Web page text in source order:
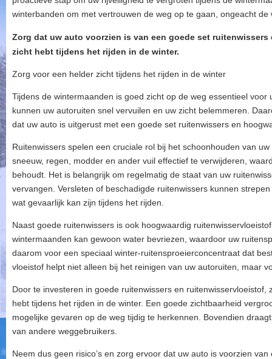
winterbanden om met vertrouwen de weg op te gaan, ongeacht de
Zorg dat uw auto voorzien is van een goede set
zicht hebt tijdens het rijden in de winter.
Zorg voor een helder zicht tijdens het rijden in de winter
Tijdens de wintermaanden is goed zicht op de weg essentieel
kunnen uw autoruiten snel vervuilen en uw zicht belemmeren.
dat uw auto is uitgerust met een goede set ruitenwissers en
Ruitenwissers spelen een cruciale rol bij het schoonhouden van
sneeuw, regen, modder en ander vuil effectief te verwijderen,
behoudt. Het is belangrijk om regelmatig de staat van uw
vervangen. Versleten of beschadigde ruitenwissers kunnen
wat gevaarlijk kan zijn tijdens het rijden.
Naast goede ruitenwissers is ook hoogwaardig
wintermaanden kan gewoon water bevriezen, waardoor uw
daarom voor een speciaal winter-ruitensproeierconcentraat dat
vloeistof helpt niet alleen bij het reinigen van uw autoruiten, maar
Door te investeren in goede ruitenwissers en
hebt tijdens het rijden in de winter. Een goede zichtbaarheid
mogelijke gevaren op de weg tijdig te herkennen. Bovendien
van andere weggebruikers.
Neem dus geen risico’s en zorg ervoor dat uw auto is voorzien